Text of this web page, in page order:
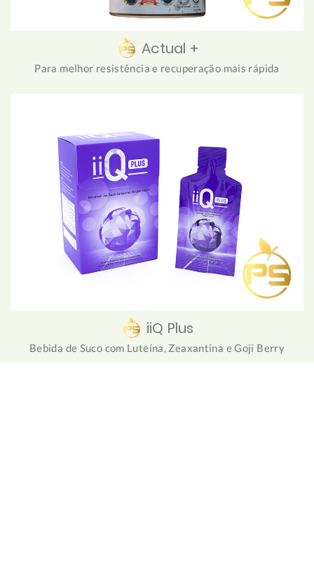
Actual +
Para melhor resistência e recuperação mais rápida
iiQ Plus
Bebida de Suco com Luteína, Zeaxantina e Goji Berry